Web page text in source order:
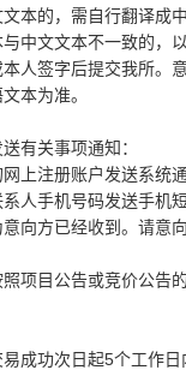
本的，需自行翻译
中文文本不一致的
人签字后提交我所
本为准。
有关事项通知：
上注册账户发送系统
人手机号码发送手机
向方已经收到。请意
项目公告或竞价公告
成功次日起5个工作